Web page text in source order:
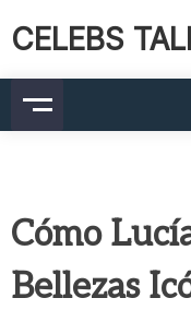
CELEBS
Cómo
Bellezas